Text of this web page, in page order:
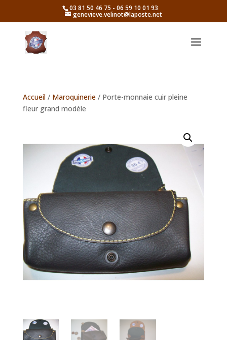
03 81 50 46 75 - 06 59 10 01 93
genevieve.velinot@laposte.net
Accueil/ Maroquinerie/ Porte-monnaie cuir pleine
fleur grand modèle